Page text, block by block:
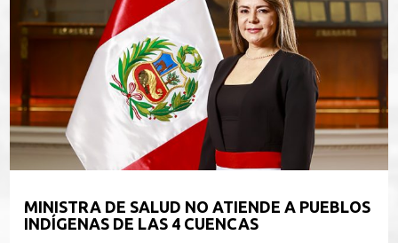
MINISTRA DE SALUD NO ATIENDE A PUEBLOS
INDÍGENAS DE LAS 4 CUENCAS